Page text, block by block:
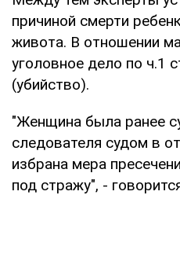
причиной смерти
живота. В отношении
уголовное дело по ч.1
(убийство).
"Женщина была ранее
следователя судом в
избрана мера
под стражу", -